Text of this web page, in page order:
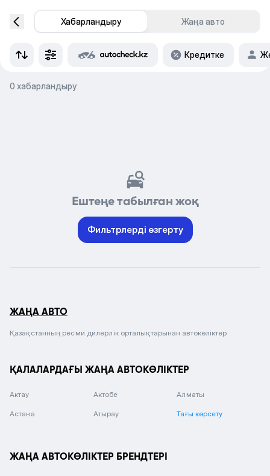
Хабарландыру Жаңа авто
Кредитке
0 хабарландыру
Ештеңе табылған жоқ
Фильтрлерді өзгерту
ЖАҢА АВТО
Қазақстанның ресми дилерлік орталықтарынан автокөліктер
ҚАЛАЛАРДАҒЫ ЖАҢА АВТОКӨЛІКТЕР
Актау Актобе Алматы
Астана Атырау Тағы көрсету
ЖАҢА АВТОКӨЛІКТЕР БРЕНДТЕРІ